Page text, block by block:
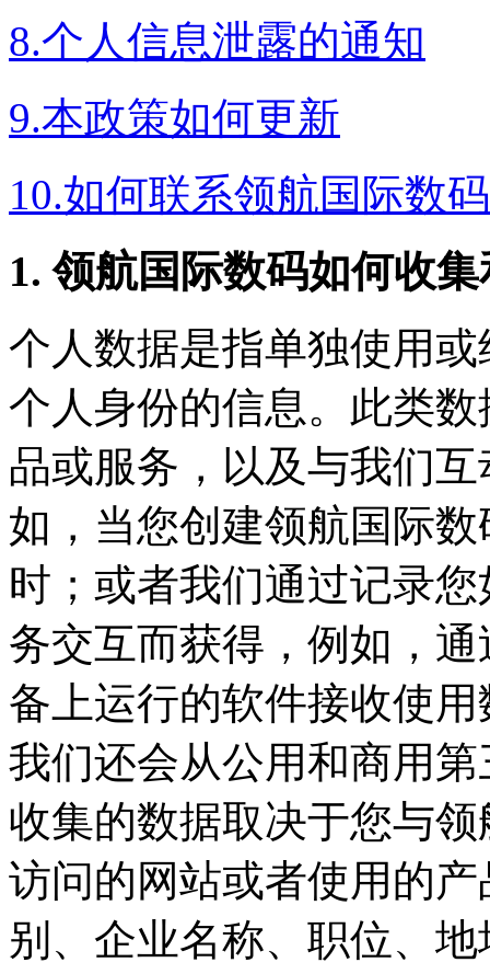
8.个人信息泄露的通知
9.本政策如何更新
10.如何联系领航国际数码
1. 领航国际数码如何收
个人数据是指单独使用
个人身份的信息。此类数
品或服务，以及与我们
如，当您创建领航国
时；或者我们通过记录您
务交互而获得，例如
备上运行的软件接收使用
我们还会从公用和商用
收集的数据取决于您与领
访问的网站或者使用的产品
别、企业名称、职位、